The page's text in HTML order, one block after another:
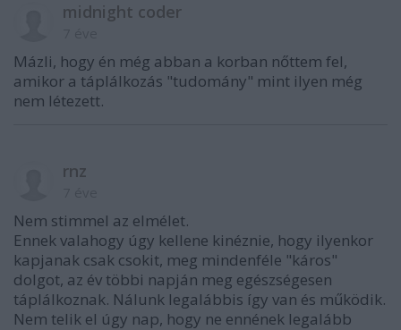
midnight coder
Mázli, hogy én még abban a korban nőttem fel,
amikor a táplálkozás "tudomány" mint ilyen még
nem létezett.
rnz
Nem stimmel az elmélet.
Ennek valahogy úgy kellene kinéznie, hogy ilyenkor
kapjanak csak csokit, meg mindenféle "káros"
dolgot, az év többi napján meg egészségesen
táplálkoznak. Nálunk legalábbis így van és működik.
Nem telik el úgy nap, hogy ne ennének legalább